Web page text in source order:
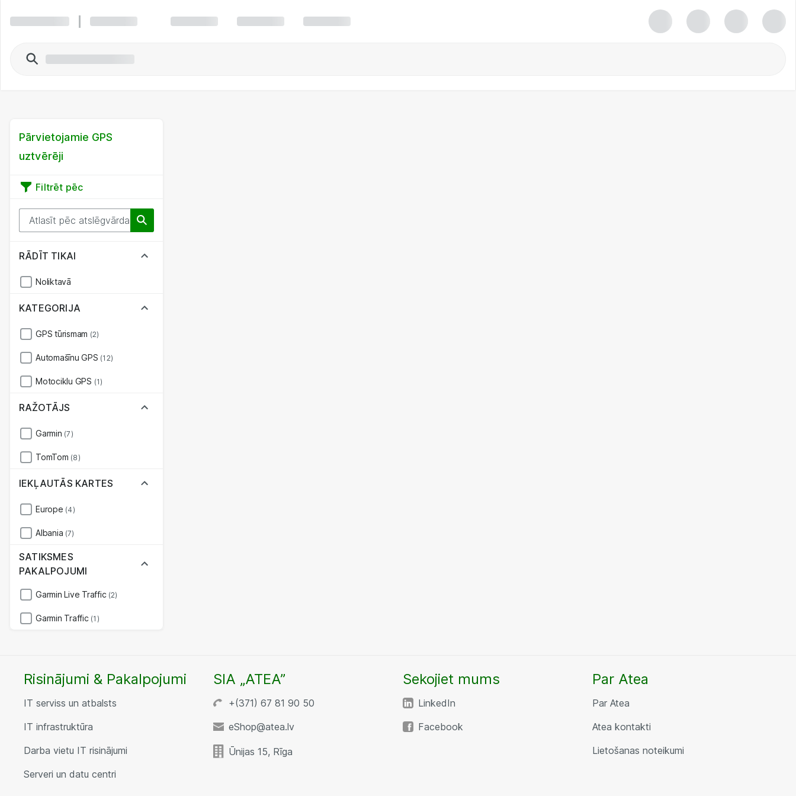
Pārvietojamie GPS
uztvērēji
Filtrēt pēc
RĀDĪT TIKAI
Noliktavā
KATEGORIJA
GPS tūrismam (2)
Automašīnu GPS (12)
Motociklu GPS (1)
RAŽOTĀJS
Garmin (7)
TomTom (8)
IEKĻAUTĀS KARTES
Europe (4)
Albania (7)
SATIKSMES
PAKALPOJUMI
Garmin Live Traffic (2)
Garmin Traffic (1)
Risinājumi & Pakalpojumi
IT serviss un atbalsts
IT infrastruktūra
Darba vietu IT risinājumi
Serveri un datu centri
SIA „ATEA”
+(371) 67 81 90 50
eShop@atea.lv
Ūnijas 15, Rīga
Sekojiet mums
LinkedIn
Facebook
Par Atea
Par Atea
Atea kontakti
Lietošanas noteikumi